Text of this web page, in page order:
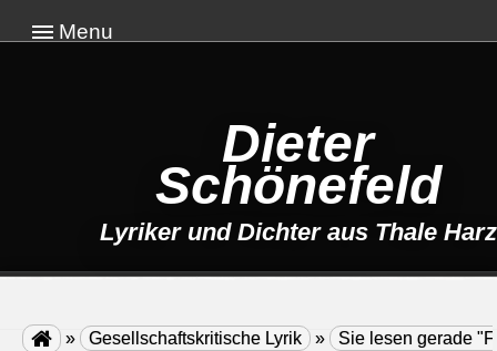
Menu
Dieter
Schönefeld
Lyriker und Dichter aus Thale Harz
 » Gesellschaftskritische Lyrik » Sie lesen gerade